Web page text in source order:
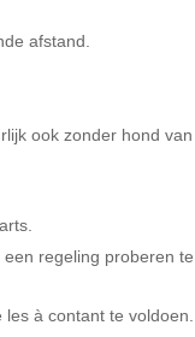
afstand.
ook zonder hond van
regeling proberen te
à contant te voldoen.